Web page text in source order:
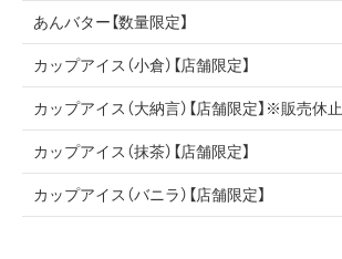
あんバター【数量限定】
カップアイス（小倉）【店舗限定】
カップアイス（大納言）【店舗限定】※販売休
カップアイス（抹茶）【店舗限定】
カップアイス（バニラ）【店舗限定】